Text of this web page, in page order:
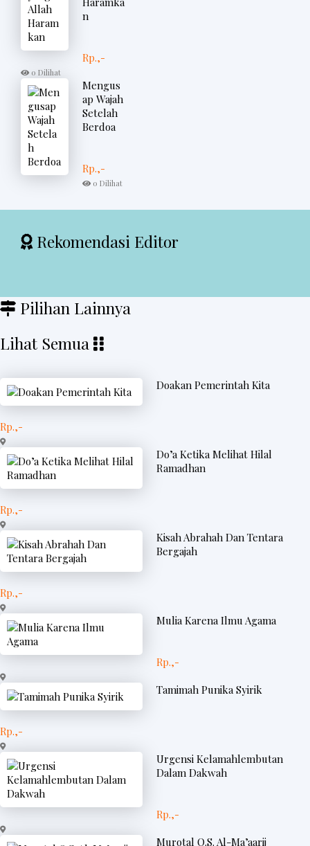
n
Rp.,-
0 Dilihat
Mengus
ap Wajah
Setelah
Berdoa
Rp.,-
0 Dilihat
Rekomendasi Editor
Pilihan Lainnya
Lihat Semua
Doakan Pemerintah Kita
Rp.,-
Do’a Ketika Melihat Hilal
Ramadhan
Rp.,-
Kisah Abrahah Dan Tentara
Bergajah
Rp.,-
Mulia Karena Ilmu Agama
Rp.,-
Tamimah Punika Syirik
Rp.,-
Urgensi Kelamahlembutan
Dalam Dakwah
Rp.,-
Murotal Q.S. Al-Ma’aarij